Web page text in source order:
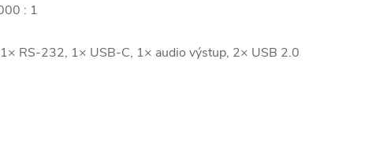
: 1
RS-232, 1× USB-C, 1× audio výstup, 2× USB 2.0